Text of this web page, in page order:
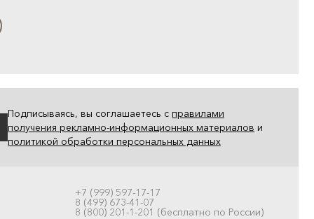
Подписываясь, вы соглашаетесь с правилами
получения рекламно-информационных материалов и
политикой обработки персональных данных
+7 (999) 597-17-17
8 (499) 673-41-07
8 (800) 201-1-201 (бесплатно по России)